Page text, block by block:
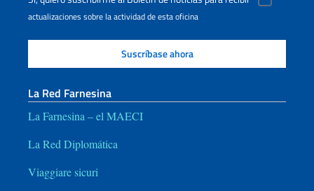
actualizaciones sobre la actividad de esta oficina
La Red Farnesina
La Farnesina – el MAECI
La Red Diplomática
Viaggiare sicuri